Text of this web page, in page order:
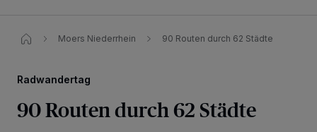
Moers Niederrhein 90 Routen durch 62 Städte
Radwandertag
90 Routen durch 62 Städte